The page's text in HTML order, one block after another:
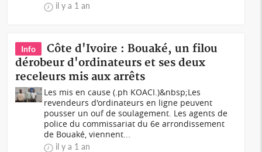
il y a 1 an
Info
Côte d'Ivoire : Bouaké, un filou
dérobeur d'ordinateurs et ses deux
receleurs mis aux arrêts
Les mis en cause (.ph KOACI.)&nbsp;Les
revendeurs d'ordinateurs en ligne peuvent
pousser un ouf de soulagement. Les agents de
police du commissariat du 6e arrondissement
de Bouaké, viennent...
il y a 1 an